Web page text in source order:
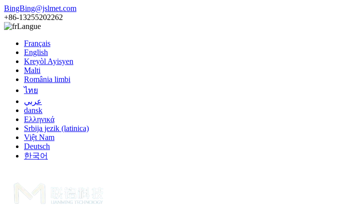
BingBing@jslmet.com
+86-13255202262
Langue
Français
English
Kreyòl Ayisyen
Malti
România limbi
ไทย
عربي
dansk
Ελληνικά
Srbija jezik (latinica)
Việt Nam
Deutsch
한국어